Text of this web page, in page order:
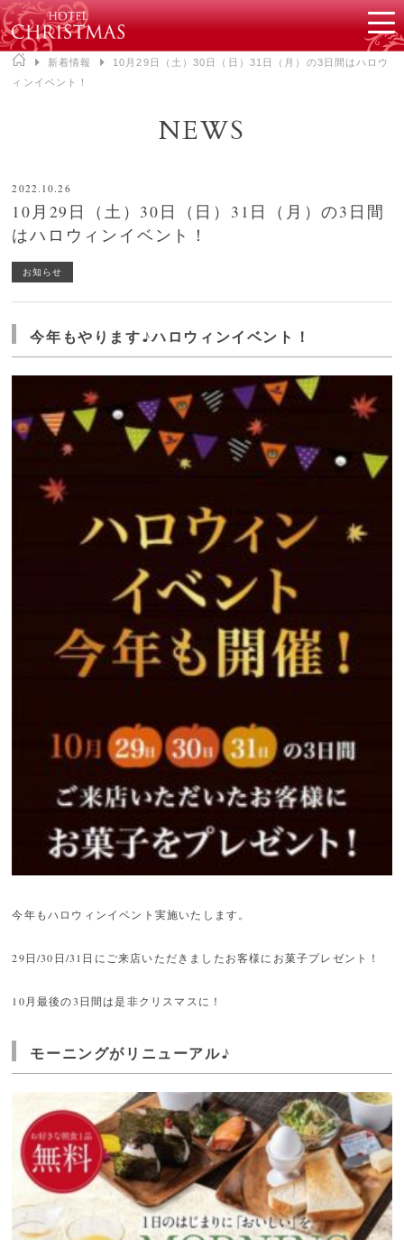
▶ 新着情報 ▶
10月29日（土）30日（日）31日（月）の3日間はハロウ
ィンイベント！
NEWS
2022.10.26
10月29日（土）30日（日）31日（月）の3日間
はハロウィンイベント！
お知らせ
今年もやります♪ハロウィンイベント！
今年もハロウィンイベント実施いたします。
29日/30日/31日にご来店いただきましたお客様にお菓子プレゼント！
10月最後の3日間は是非クリスマスに！
モーニングがリニューアル♪